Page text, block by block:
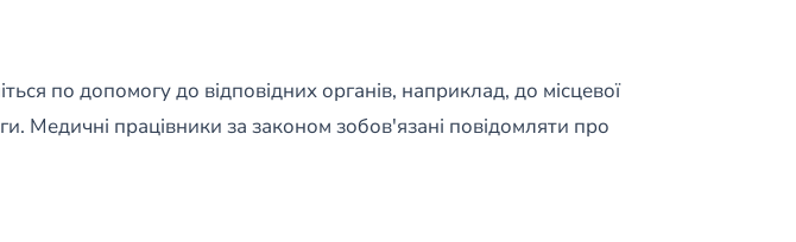
по допомогу до відповідних органів, наприклад, до місцевої
Медичні працівники за законом зобов'язані повідомляти про